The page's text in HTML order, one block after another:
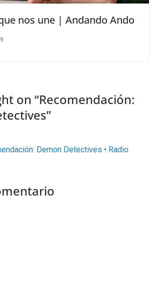
nos une | Andando Ando
on “Recomendación:
”
Demon Detectives • Radio